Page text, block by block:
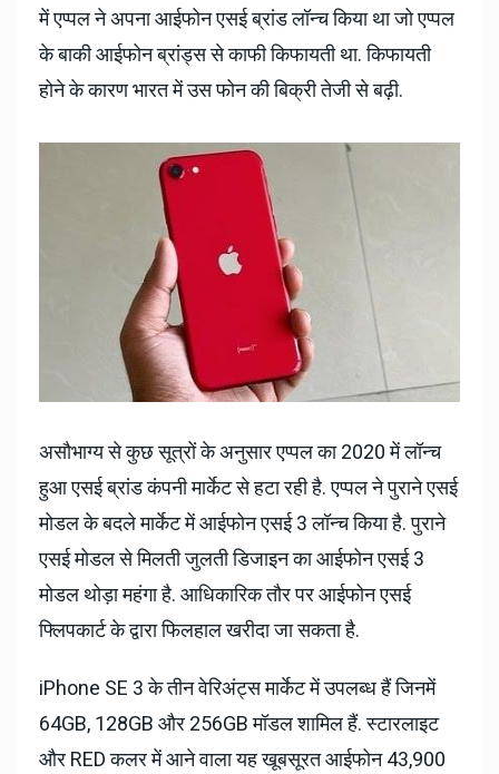
में एप्पल ने अपना आईफोन एसई ब्रांड लॉन्च किया था जो एप्पल
के बाकी आईफोन ब्रांड्स से काफी किफायती था. किफायती
होने के कारण भारत में उस फोन की बिक्री तेजी से बढ़ी.
असौभाग्य से कुछ सूत्रों के अनुसार एप्पल का 2020 में लॉन्च
हुआ एसई ब्रांड कंपनी मार्केट से हटा रही है. एप्पल ने पुराने एसई
मोडल के बदले मार्केट में आईफोन एसई 3 लॉन्च किया है. पुराने
एसई मोडल से मिलती जुलती डिजाइन का आईफोन एसई 3
मोडल थोड़ा महंगा है. आधिकारिक तौर पर आईफोन एसई
फ्लिपकार्ट के द्वारा फिलहाल खरीदा जा सकता है.
iPhone SE 3 के तीन वेरिअंट्स मार्केट में उपलब्ध हैं जिनमें
64GB, 128GB और 256GB मॉडल शामिल हैं. स्टारलाइट
और RED कलर में आने वाला यह खूबसूरत आईफोन 43,900